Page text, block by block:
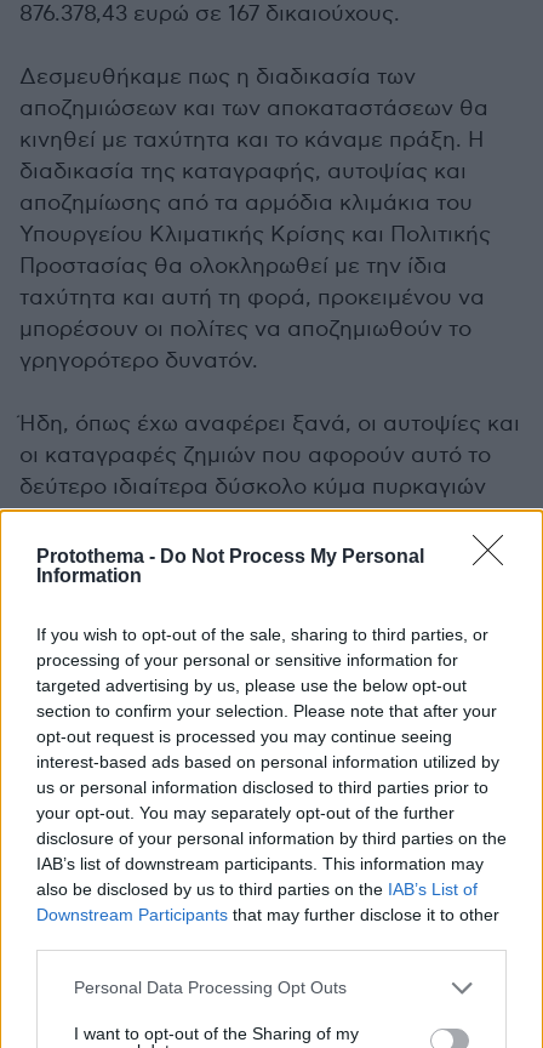
Protothema - Do Not Process My Personal
Information
If you wish to opt-out of the sale, sharing to third parties, or
processing of your personal or sensitive information for
targeted advertising by us, please use the below opt-out
section to confirm your selection. Please note that after your
opt-out request is processed you may continue seeing
interest-based ads based on personal information utilized by
us or personal information disclosed to third parties prior to
your opt-out. You may separately opt-out of the further
disclosure of your personal information by third parties on the
IAB’s list of downstream participants. This information may
also be disclosed by us to third parties on the IAB’s List of
Downstream Participants that may further disclose it to other
Please note that this website/app uses one or more Google
not limited to your visit or usage behaviour. You may click to
Personal Data Processing Opt Outs
I want to opt-out of the Sharing of my
876.378,43 ευρώ σε 167 δικαιούχους.
Δεσμευθήκαμε πως η διαδικασία των
αποζημιώσεων και των αποκαταστάσεων θα
κινηθεί με ταχύτητα και το κάναμε πράξη. Η
διαδικασία της καταγραφής, αυτοψίας και
αποζημίωσης από τα αρμόδια κλιμάκια του
Υπουργείου Κλιματικής Κρίσης και Πολιτικής
Προστασίας θα ολοκληρωθεί με την ίδια
ταχύτητα και αυτή τη φορά, προκειμένου να
μπορέσουν οι πολίτες να αποζημιωθούν το
γρηγορότερο δυνατόν.
Ήδη, όπως έχω αναφέρει ξανά, οι αυτοψίες και
οι καταγραφές ζημιών που αφορούν αυτό το
δεύτερο ιδιαίτερα δύσκολο κύμα πυρκαγιών
έχουν ήδη ξεκινήσει.
-----
διαβούλευση τονέο νομοσχέδιο του
Υπουργείου Εργασίας και Κοινωνικής
Ασφάλισης το οποίο με μια σειρά ρυθμίσεων
στοχεύει στην διαφάνεια στις εργασιακές
σχέσεις, στην αντιμετώπιση της «μαύρης» και
αδήλωτης ή υποδηλωμένης εργασίας, την
προστασία των δικαιωμάτων των εργαζομένων
και την στήριξή τους σε ένα διαρκώς
εξελισσόμενο εργασιακό περιβάλλον.
εργασιακών τους δικαιωμάτων είναι ζητήματα
ύψιστης προτεραιότητας για την Κυβέρνηση